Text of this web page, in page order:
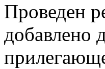
Проведен
добавлено